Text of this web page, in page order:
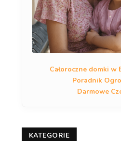
Całoroczne domki w
Poradnik
Darmowe
KATEGORIE